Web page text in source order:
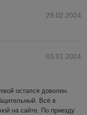
29.02.2024
03.01.2024
остался доволен.
Всё в
на сайте. По приезду